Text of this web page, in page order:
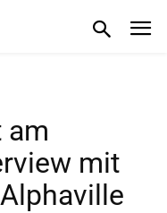
am
mit